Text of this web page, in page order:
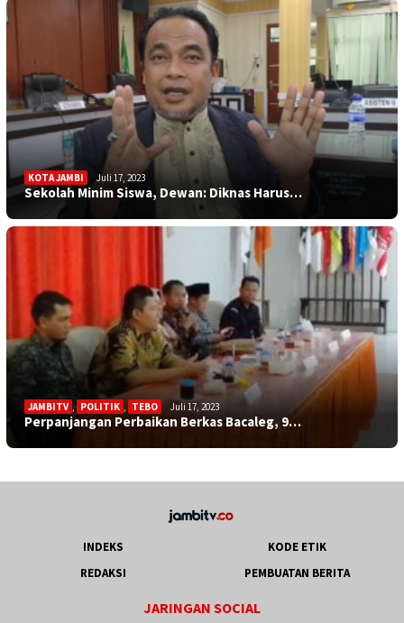
KOTA JAMBI Juli 17, 2023
Sekolah Minim Siswa, Dewan: Diknas Harus…
JAMBITV , POLITIK , TEBO Juli 17, 2023
Perpanjangan Perbaikan Berkas Bacaleg, 9…
INDEKS
KODE ETIK
REDAKSI
PEMBUATAN BERITA
JARINGAN SOCIAL